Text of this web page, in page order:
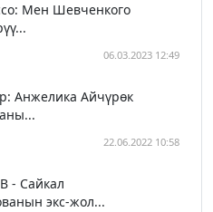
Мен Шевченкого
06.03.2023 12:49
Анжелика Айчүрөк
22.06.2022 10:58
- Сайкал
экс-жол...